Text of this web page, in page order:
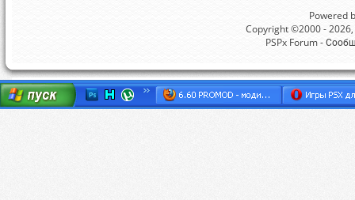
Powered
Copyright ©2000 -
PSPx Forum -